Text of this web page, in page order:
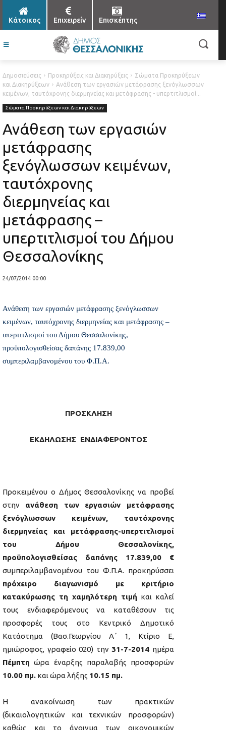
Κάτοικος Επιχειρείν Επισκέπτης
Δημοσιεύσεις Προκηρύξεις και Διακηρύξεις
Σώματα Προκηρύξεων
και Διακηρύξεων
Ανάθεση των εργασιών μετάφρασης ξενόγλωσσων
κειμένων, ταυτόχρονης διερμηνείας και μετάφρασης - υπερτιτλισμοί...
Σώματα Προκηρύξεων και Διακηρύξεων
Ανάθεση των εργασιών
μετάφρασης
ξενόγλωσσων κειμένων,
ταυτόχρονης
διερμηνείας και
μετάφρασης –
υπερτιτλισμοί του Δήμου
Θεσσαλονίκης
24/07/2014 00:00
Ανάθεση των εργασιών μετάφρασης ξενόγλωσσων
κειμένων, ταυτόχρονης διερμηνείας και μετάφρασης –
υπερτιτλισμοί του Δήμου Θεσσαλονίκης,
προϋπολογισθείσας δαπάνης 17.839,00 
συμπεριλαμβανομένου του Φ.Π.Α.
ΠΡΟΣΚΛΗΣΗ
ΕΚΔΗΛΩΣΗΣ ΕΝΔΙΑΦΕΡΟΝΤΟΣ
Προκειμένου ο Δήμος Θεσσαλονίκης να προβεί
στην ανάθεση των εργασιών μετάφρασης
ξενόγλωσσων κειμένων, ταυτόχρονης
διερμηνείας και μετάφρασης-υπερτιτλισμοί
του Δήμου Θεσσαλονίκης,
προϋπολογισθείσας δαπάνης 17.839,00 €
συμπεριλαμβανομένου του Φ.Π.Α. προκηρύσσει
πρόχειρο διαγωνισμό με κριτήριο
κατακύρωσης τη χαμηλότερη τιμή και καλεί
τους ενδιαφερόμενους να καταθέσουν τις
προσφορές τους στο Κεντρικό Δημοτικό
Κατάστημα (Βασ.Γεωργίου Α΄ 1, Κτίριο Ε,
ημιώροφος, γραφείο 020) την31-7-2014 ημέρα
Πέμπτη ώρα έναρξης παραλαβής προσφορών
10.00 πμ. και ώρα λήξης 10.15 πμ.
Η ανακοίνωση των πρακτικών
(δικαιολογητικών και τεχνικών προσφορών)
καθώς και το άνοιγμα των οικονομικών